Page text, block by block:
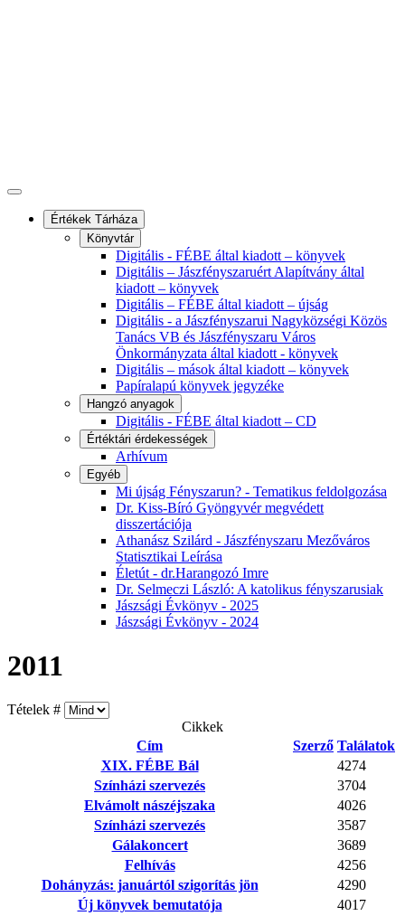
Értékek Tárháza
Könyvtár
Digitális - FÉBE által kiadott – könyvek
Digitális – Jászfényszaruért Alapítvány által
kiadott – könyvek
Digitális – FÉBE által kiadott – újság
Digitális - a Jászfényszarui Nagyközségi Közös
Tanács VB és Jászfényszaru Város
Önkormányzata által kiadott - könyvek
Digitális – mások által kiadott – könyvek
Papíralapú könyvek jegyzéke
Hangzó anyagok
Digitális - FÉBE által kiadott – CD
Értéktári érdekességek
Arhívum
Egyéb
Mi újság Fényszarun? - Tematikus feldolgozása
Dr. Kiss-Bíró Gyöngyvér megvédett
disszertációja
Athanász Szilárd - Jászfényszaru Mezőváros
Statisztikai Leírása
Életút - dr.Harangozó Imre
Dr. Selmeczi László: A katolikus fényszarusiak
Jászsági Évkönyv - 2025
Jászsági Évkönyv - 2024
2011
Tételek #
Cikkek
Cím
Szerző Találatok
XIX. FÉBE Bál
4274
Színházi szervezés
3704
Elvámolt nászéjszaka
4026
Színházi szervezés
3587
Gálakoncert
3689
Felhívás
4256
Dohányzás: januártól szigorítás jön
4290
Új könyvek bemutatója
4017